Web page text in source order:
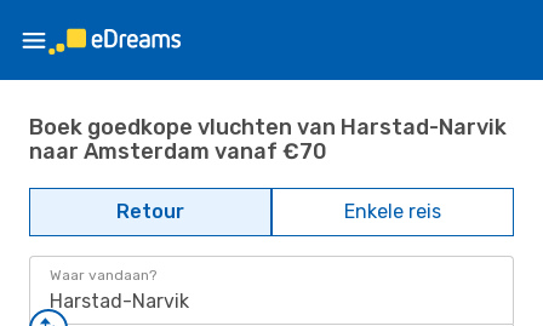
Boek goedkope vluchten van Harstad-Narvik
naar Amsterdam vanaf €70
Retour Enkele reis
Waar vandaan?
Harstad-Narvik